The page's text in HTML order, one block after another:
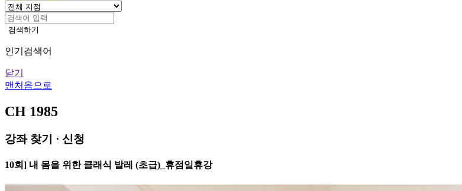
검색하기
인기검색어
닫기
맨처음으로
CH 1985
강좌 찾기 · 신청
10회] 내 몸을 위한 클래식 발레 (초급)_휴점일휴강